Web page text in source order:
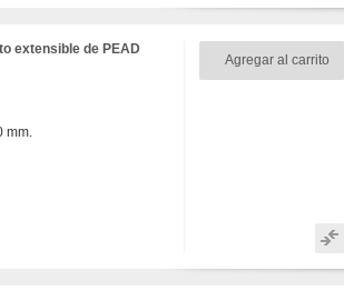
extensible de PEAD
mm.
Agregar al carrito